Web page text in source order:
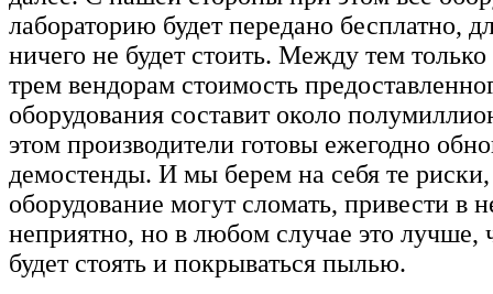
лабораторию будет передано бесплатно,
ничего не будет стоить. Между тем
трем вендорам стоимость
оборудования составит около
этом производители готовы ежегодно
демостенды. И мы берем на себя те риски,
оборудование могут сломать, привести в
неприятно, но в любом случае это лучше,
будет стоять и покрываться пылью.